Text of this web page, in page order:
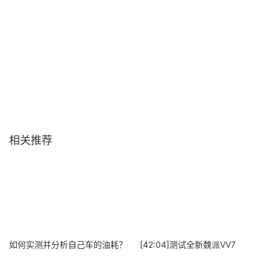
相关推荐
如何实测并分析自己车的油耗？ [42:04]测试全新魏派VV7